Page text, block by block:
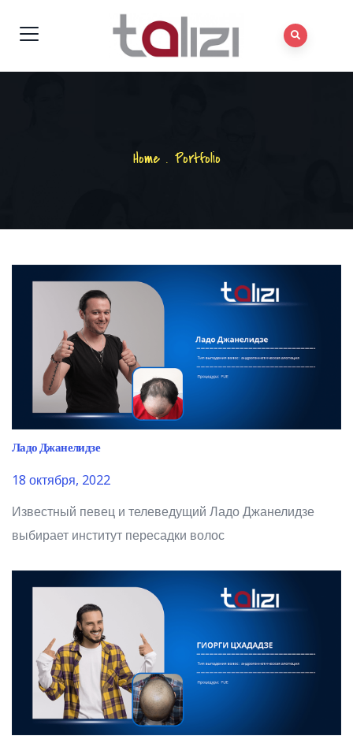
Home. Portfolio
Ладо Джанелидзе
18 октября, 2022
Известный певец и телеведущий Ладо Джанелидзе
выбирает институт пересадки волос